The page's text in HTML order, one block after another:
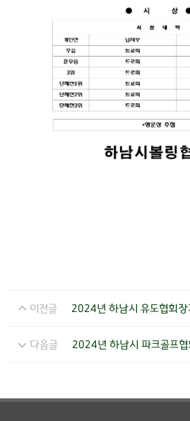
이전글 2024년 하남시 유도협회장
다음글
2024년 하남시 파크골프협